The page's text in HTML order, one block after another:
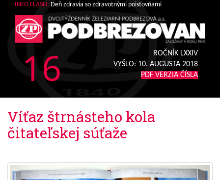
INFO FLASH: Deň zdravia so zdravotnými poisťovňami
16
ROČNÍK LXXIV
VYŠLO: 10. AUGUSTA 2018
PDF VERZIA ČÍSLA
Víťaz štrnásteho kola
čitateľskej súťaže